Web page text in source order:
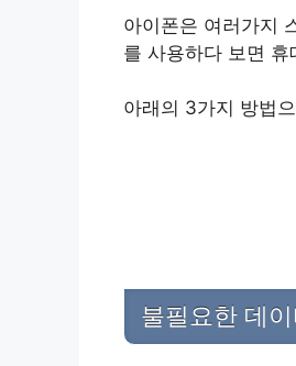
아이폰은 여러가지
를 사용하다 보면
아래의 3가지 방법
불필요한 데이